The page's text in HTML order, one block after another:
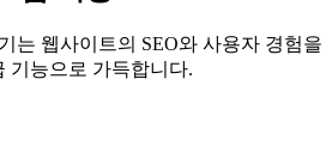
는 웹사이트의 SEO와 사용자 경험을
기능으로 가득합니다.